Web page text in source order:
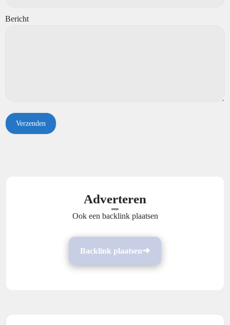
Bericht
Adverteren
Ook een backlink plaatsen
Backlink plaatsen